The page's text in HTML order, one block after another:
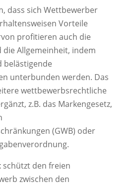
dass sich Wettbewerber
Vorteile
profitieren auch die
Allgemeinheit, indem
unterbunden werden. Das
wettbewerbsrechtliche
z.B. das Markengesetz,
(GWB) oder
schützt den freien
zwischen den